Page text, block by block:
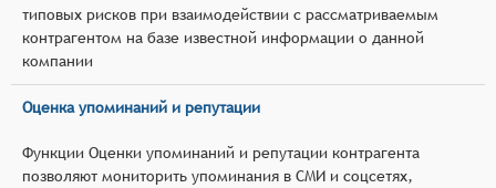
типовых рисков при взаимодействии с рассматриваемым
контрагентом на базе известной информации о данной
компании
Оценка упоминаний и репутации
Функции Оценки упоминаний и репутации контрагента
позволяют мониторить упоминания в СМИ и соцсетях,